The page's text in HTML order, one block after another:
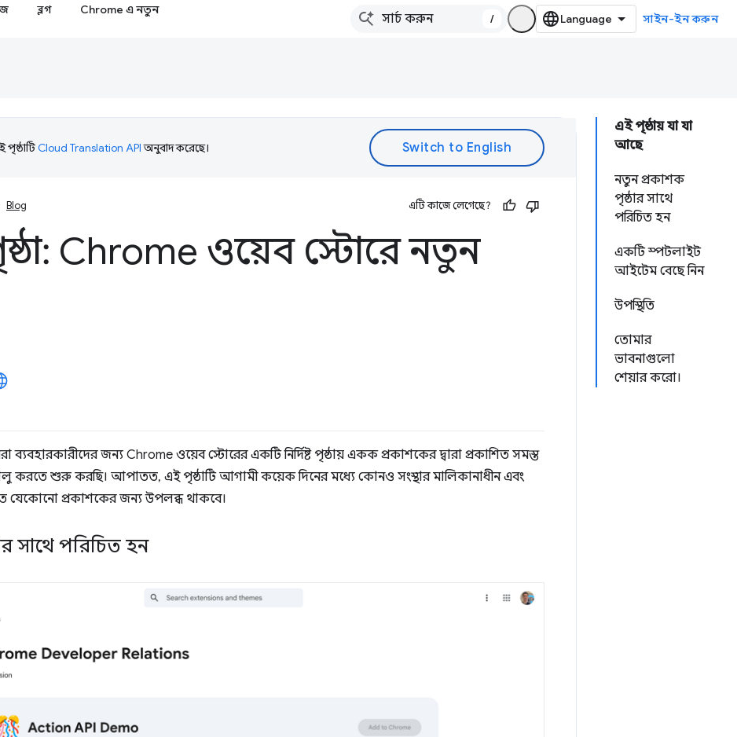
ব্লগ Chrome এ নতুন
/ সাইন-ইন করুন
এই পৃষ্ঠায় যা যা
আছে
নতুন প্রকাশক
পৃষ্ঠার সাথে
পরিচিত হন
একটি স্পটলাইট
আইটেম বেছে নিন
উপস্থিতি
তোমার
ভাবনাগুলো
শেয়ার করো।
পৃষ্ঠাটিCloud Translation APIঅনুবাদ করেছে।
Blog এটি কাজে লেগেছে?
Chrome ওয়েব স্টোরে নতুন
ব্যবহারকারীদের জন্য Chrome ওয়েব স্টোরের একটি নির্দিষ্ট পৃষ্ঠায় একক প্রকাশকের দ্বারা প্রকাশিত সমস্ত
করতে শুরু করছি। আপাতত, এই পৃষ্ঠাটি আগামী কয়েক দিনের মধ্যে কোনও সংস্থার মালিকানাধীন এবং
যেকোনো প্রকাশকের জন্য উপলব্ধ থাকবে।
সাথে পরিচিত হন